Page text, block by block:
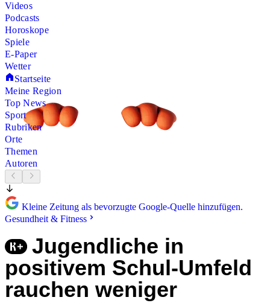
Videos
Podcasts
Horoskope
Spiele
E-Paper
Wetter
Startseite
Meine Region
Top News
Sport
Rubriken
Orte
Themen
Autoren
Kleine Zeitung als bevorzugte Google-Quelle hinzufügen.
Gesundheit & Fitness
Jugendliche in
positivem Schul-Umfeld
rauchen weniger